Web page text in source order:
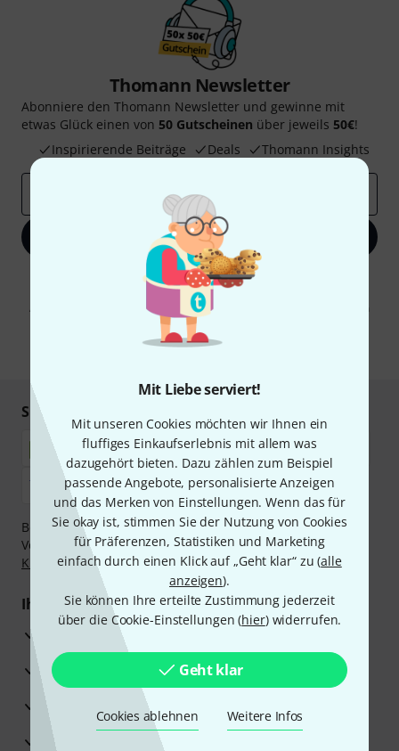
Mit Liebe serviert!
Mit unseren Cookies möchten wir Ihnen ein
fluffiges Einkaufserlebnis mit allem was
dazugehört bieten. Dazu zählen zum Beispiel
passende Angebote, personalisierte Anzeigen
und das Merken von Einstellungen. Wenn das für
Sie okay ist, stimmen Sie der Nutzung von Cookies
für Präferenzen, Statistiken und Marketing
einfach durch einen Klick auf „Geht klar“ zu (alle
anzeigen).
Sie können Ihre erteilte Zustimmung jederzeit
über die Cookie-Einstellungen (hier) widerrufen.
Geht klar
Cookies ablehnen Weitere Infos
Thomann Newsletter
Abonniere den Thomann Newsletter und gewinne mit
etwas Glück einen von 50 Gutscheinen über jeweils 50€!
Inspirierende Beiträge
Deals Thomann Insights
Jetzt anmelden
Mit Klick auf „Jetzt anmelden“ stimmen Sie dem Erhalt von E-Mail-
Werbung und einer Messung des E-Mail-Nutzungsverhaltens zu. Die
Abmeldung ist jederzeit möglich. Weitere Informationen finden Sie in
unserenDatenschutzhinweisen
* Pflichtfeld
Sicher einkaufen & bezahlen
Bezahlen Sie vertraulich und sicher per Nachnahme,
Vorkasse, PayPal, Amazon Pay,Klarna Sofort bezahlen
Klarna Ratenzahlungoder Kreditkarte.
Ihre Vorteile
3 Jahre Thomann Garantie
30 Tage Money-Back-Garantie
Beratung durch Fachexperten